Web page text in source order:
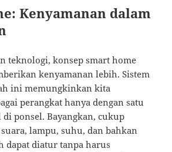
Kenyamanan dalam
teknologi, konsep smart home
kenyamanan lebih. Sistem
ini memungkinkan kita
perangkat hanya dengan satu
ponsel. Bayangkan, cukup
lampu, suhu, dan bahkan
dapat diatur tanpa harus